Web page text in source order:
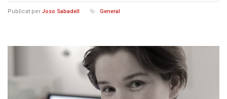
Publicat per Joso Sabadell General